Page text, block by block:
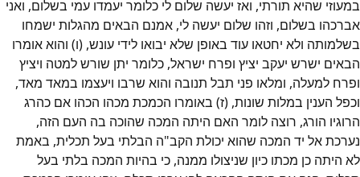
במעוזי שהיא תורתי, ואז יעשה שלום לי כלומר יעמדו עמי בשלום, ואני
אברכהו בשלום, וזהו שלום יעשה לי, אמנם הבאים מהגלות ישמחו
בשלמותה ולא יחטאו עוד באופן שלא יבואו לידי עונש, (ו) והוא אומרו
הבאים ישרש יעקב יציץ ופרח ישראל, כלומר יתן שורש למטה ויציץ
ופרח למעלה, ומלאו פני תבל תנובה והוא שרבו ויעצמו במאד מאד,
וכפל הענין במלות שונות, (ז) באומרו הכמכת מכהו הכהו אם כהרג
הרוגיו הורג, רוצה לומר האם היתה המכה שהוכה בה העם הזה,
נערכת אל יד המכה שהוא יכולת הקב"ה הבלתי בעל תכלית, באמת
לא היתה כן מכתו כיון שניצולו ממנה, כי בהיות המכה בלתי בעל